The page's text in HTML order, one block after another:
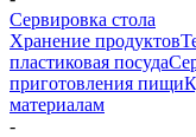
Сервировка стола
Хранение продуктов
пластиковая посуда
приготовления пищи
материалам
-